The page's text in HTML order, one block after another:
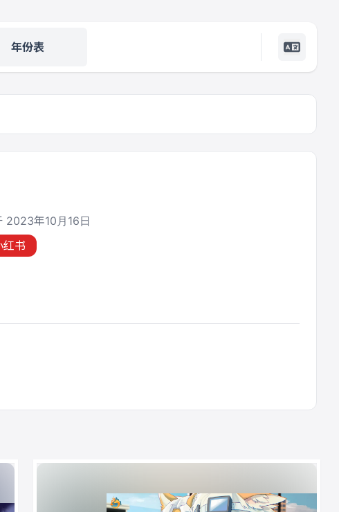
年份表
2023年10月16日
红书